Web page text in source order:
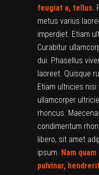
feugiat a, tellus.
metus varius
imperdiet. Etiam
Curabitur
dui. Phasellus
laoreet. Quisque
Etiam ultricies nisi
ullamcorper
rhoncus.
condimentum
libero, sit amet
ipsum. Nam
pulvinar,